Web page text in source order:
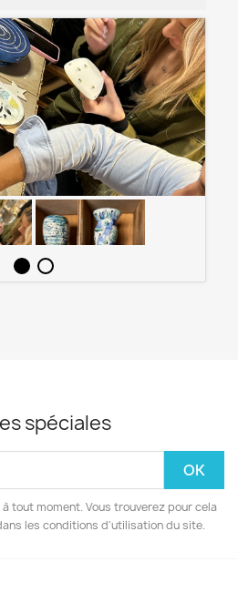
spéciales
tout moment. Vous trouverez pour cela
les conditions d'utilisation du site.